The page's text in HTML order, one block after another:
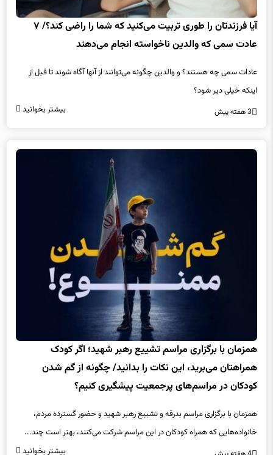
آیا فرزندتان را طوری تربیت می‌کنید که شما را راضی کند؟/ ۷
عادت سمی که والدین ناخواسته انجام می‌دهند
اینکه خیلی دیر شود؟
3 هفته پیش
همزمان با برگزاری مراسم تشییع رهبر شهید؛ اگر کودک
همراهتان می‌برید، این نکات را بدانید/ چگونه از گم شدن
کودکان در مراسم‌های پرجمعیت پیشگیری کنیم؟
خانواده‌هایی که همراه کودکان در این مراسم شرکت می‌کنند، بهتر است چند...
4 هفته پیش بیشتر بخوانید